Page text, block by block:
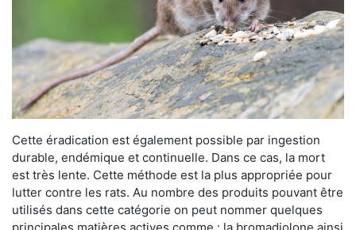
Cette éradication est également possible par ingestion
durable, endémique et continuelle. Dans ce cas, la mort
est très lente. Cette méthode est la plus appropriée pour
lutter contre les rats. Au nombre des produits pouvant être
utilisés dans cette catégorie on peut nommer quelques